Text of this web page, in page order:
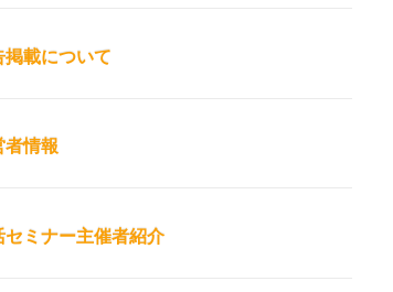
掲載について
者情報
セミナー主催者紹介